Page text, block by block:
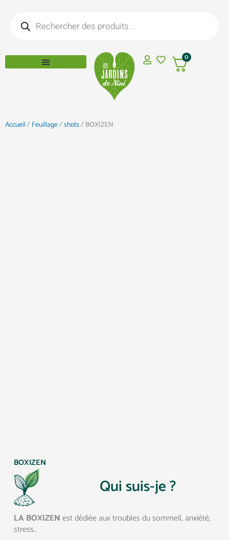
contenuproduits
0
Accueil/ Feuillage/shots/ BOXIZEN
BOXIZEN
Qui suis-je ?
LA BOXIZENest dédiée aux troubles du sommeil, anxiété,
stress..